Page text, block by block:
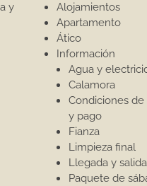
y
Alojamientos
Apartamento
Ático
Información
Agua y
Calamora
Condiciones de
y pago
Fianza
Limpieza final
Llegada y salida
Paquete de